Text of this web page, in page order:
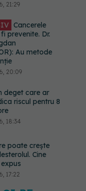
21:29
Cancerele
prevenite. Dr.
Au metode
20:09
deget care ar
riscul pentru 8
18:34
poate crește
Cine
17:22